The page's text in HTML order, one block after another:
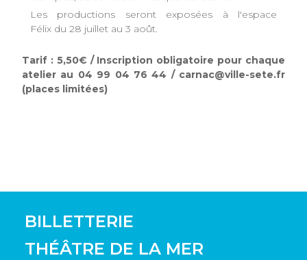
Les productions seront exposées à l'espace
Félix du 28 juillet au 3 août.
Tarif : 5,50€ / Inscription obligatoire pour chaque
atelier au 04 99 04 76 44 / carnac@ville-sete.fr
(places limitées)
BILLETTERIE
THÉÂTRE DE LA MER